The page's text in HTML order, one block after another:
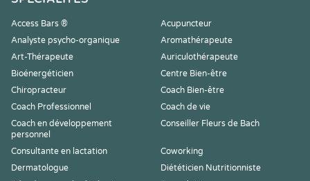
Access Bars ®
Acupuncteur
Analyste psycho-organique
Aromathérapeute
Art-Thérapeute
Auriculothérapeute
Bioénergéticien
Centre Bien-être
Chiropracteur
Coach Bien-être
Coach Professionnel
Coach de vie
Coach en développement
personnel
Conseiller Fleurs de Bach
Consultante en lactation
Coworking
Dermatologue
Diététicien Nutritionniste